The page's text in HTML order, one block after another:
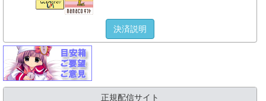
決済説明
正規配信サイト